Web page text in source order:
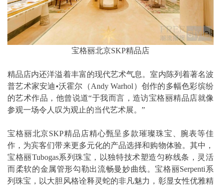
宝格丽北京SKP精品店
精品店内还洋溢着丰富的现代艺术气息。室内陈列着著名波
普艺术家安迪•沃霍尔（Andy Warhol）创作的多幅色彩缤纷
的艺术作品，他曾说道“于我而言，造访宝格丽精品店就像
参观一场令人叹为观止的当代艺术展。”
宝格丽北京SKP精品店精心甄呈多款璀璨珠宝、腕表等佳
作，为宾客们带来更多元化的产品选择和购物体验。其中，
宝格丽Tubogas系列珠宝，以独特技术塑造匀称线条，灵活
而柔软的金属管形勾勒出流畅曼妙曲线。宝格丽Serpenti系
列珠宝，以大胆风格诠释灵蛇的非凡魅力，彰显女性优雅精